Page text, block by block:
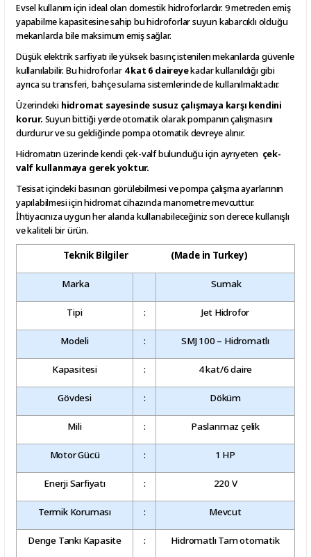
484,20
TL
115,20
Element
Element Elektrikli Şamandıra
Şalter 3 metre
%201.297,61 TL1.622,01 TL
Evsel kullanım için ideal olan domestik hidroforlardır. 9 metreden emiş
yapabilme kapasitesine sahip bu hidroforlar suyun kabarcıklı olduğu
mekanlarda bile maksimum emiş sağlar.
Düşük elektrik sarfiyatı ile yüksek basınç istenilen mekanlarda güvenle
kullanılabilir. Bu hidroforlar 4 kat 6 daireyekadar kullanıldığı gibi
ayrıca su transferi, bahçe sulama sistemlerinde de kullanılmaktadır.
Üzerindeki hidromat sayesinde susuz çalışmaya karşı kendini
korur. Suyun bittiği yerde otomatik olarak pompanın çalışmasını
durdurur ve su geldiğinde pompa otomatik devreye alınır.
Hidromatın üzerinde kendi çek-valf bulunduğu için ayrıyeten çek-
valf kullanmaya gerek yoktur.
Tesisat içindeki basıncın görülebilmesi ve pompa çalışma ayarlarının
yapılabilmesi için hidromat cihazında manometre mevcuttur.
İhtiyacınıza uygun her alanda kullanabileceğiniz son derece kullanışlı
ve kaliteli bir ürün.
Teknik Bilgiler (Made in Turkey)
Marka Sumak
Tipi : Jet Hidrofor
Modeli : SMJ 100 – Hidromatlı
Kapasitesi : 4 kat/6 daire
Gövdesi : Döküm
Mili : Paslanmaz çelik
Motor Gücü : 1 HP
Enerji Sarfiyatı : 220 V
Termik Koruması : Mevcut
Denge Tankı Kapasite : Hidromatlı Tam otomatik